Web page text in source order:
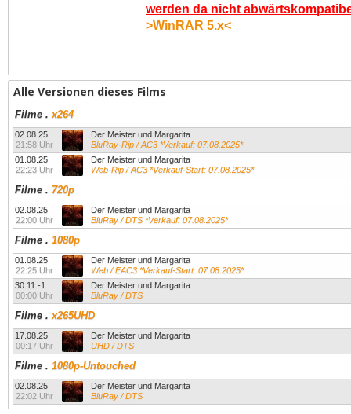
werden da nicht
>WinRAR 5.x<
Alle Versionen dieses Films
Filme .x264
02.08.25
21:58 Uhr
Der Meister und Margarita
BluRay-Rip / AC3 *Verkauf: 07.08.2025*
01.08.25
22:23 Uhr
Der Meister und Margarita
Web-Rip / AC3 *Verkauf-Start: 07.08.2025*
Filme . 720p
02.08.25
22:00 Uhr
Der Meister und Margarita
BluRay / DTS *Verkauf: 07.08.2025*
Filme . 1080p
01.08.25
22:25 Uhr
Der Meister und Margarita
Web / EAC3 *Verkauf-Start: 07.08.2025*
30.11.-1
00:00 Uhr
Der Meister und Margarita
BluRay / DTS
Filme .x265UHD
17.08.25
00:17 Uhr
Der Meister und Margarita
UHD / DTS
Filme . 1080p-Untouched
02.08.25
22:02 Uhr
Der Meister und Margarita
BluRay / DTS